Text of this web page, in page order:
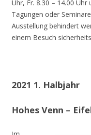
Uhr, Fr. 8.30 – 14.00 Uhr
Tagungen oder
Ausstellung behindert
einem Besuch
2021 1. Halbjahr
Hohes Venn –